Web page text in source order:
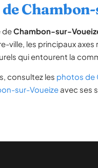
deChambon-sur-
ville, les principaux axes
qui entourent la
consultez les photos de
sur-Voueize avec ses